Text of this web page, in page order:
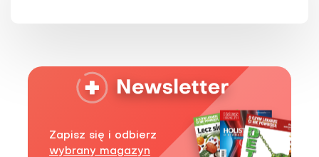
Zapisz się i odbierz
wybrany magazyn